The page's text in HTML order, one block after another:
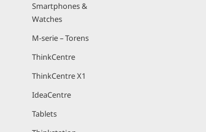
Smartphones &
Watches
M-serie – Torens
ThinkCentre
ThinkCentre X1
IdeaCentre
Tablets